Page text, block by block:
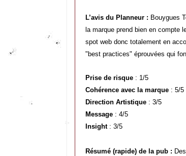
L’avis du Planneur : Bouygues
la marque prend bien en compte
spot web donc totalement en
"best practices" éprouvées qui
Prise de risque : 1/5
Cohérence avec la marque : 5/5
Direction Artistique : 3/5
Message : 4/5
Insight: 3/5
Résumé (rapide) de la pub :